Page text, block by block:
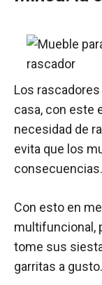
Los
casa, con este
necesidad de
evita que los
consecuencias.
Con esto en
multifuncional,
tome sus
garritas a gusto.